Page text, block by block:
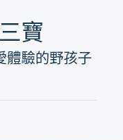
寶
體驗的野孩子